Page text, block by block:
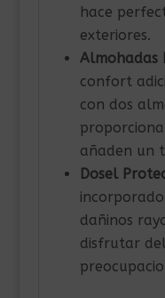
hace
exteriores.
Almohadas
confort
con dos
añaden un
Dosel
dañinos
disfrutar